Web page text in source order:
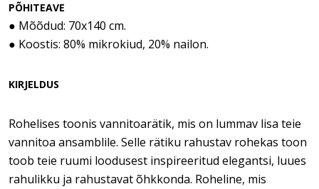
PÕHITEAVE
● Mõõdud: 70x140 cm.
● Koostis: 80% mikrokiud, 20% nailon.
KIRJELDUS
Rohelises toonis vannitoarätik, mis on lummav lisa teie
vannitoa ansamblile. Selle rätiku rahustav rohekas toon
toob teie ruumi loodusest inspireeritud elegantsi, luues
rahulikku ja rahustavat õhkkonda. Roheline, mis